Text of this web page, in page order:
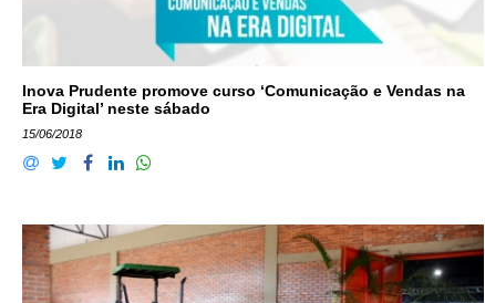
Inova Prudente promove curso ‘Comunicação e Vendas na
Era Digital’ neste sábado
15/06/2018